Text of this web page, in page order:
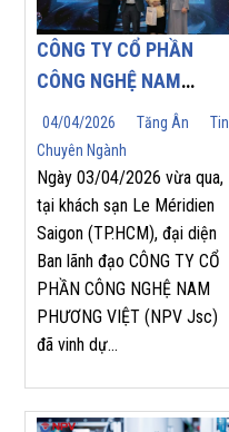
CÔNG TY CỔ PHẦN
CÔNG NGHỆ NAM
PHƯƠNG VIỆT (NPV
JSC) TỰ HÀO ĐÓN
NHẬN GIẢI THƯỞNG
“TOP SALES
PERFORMANCE 2025”
TẠI HỘI NGHỊ NHÀ
PHÂN PHỐI YASKAWA
2026
04/04/2026 Tăng Ân
Tin
Chuyên Ngành
Ngày 03/04/2026 vừa qua,
tại khách sạn Le Méridien
Saigon (TP.HCM), đại diện
Ban lãnh đạo CÔNG TY CỔ
PHẦN CÔNG NGHỆ NAM
PHƯƠNG VIỆT (NPV Jsc)
đã vinh dự...